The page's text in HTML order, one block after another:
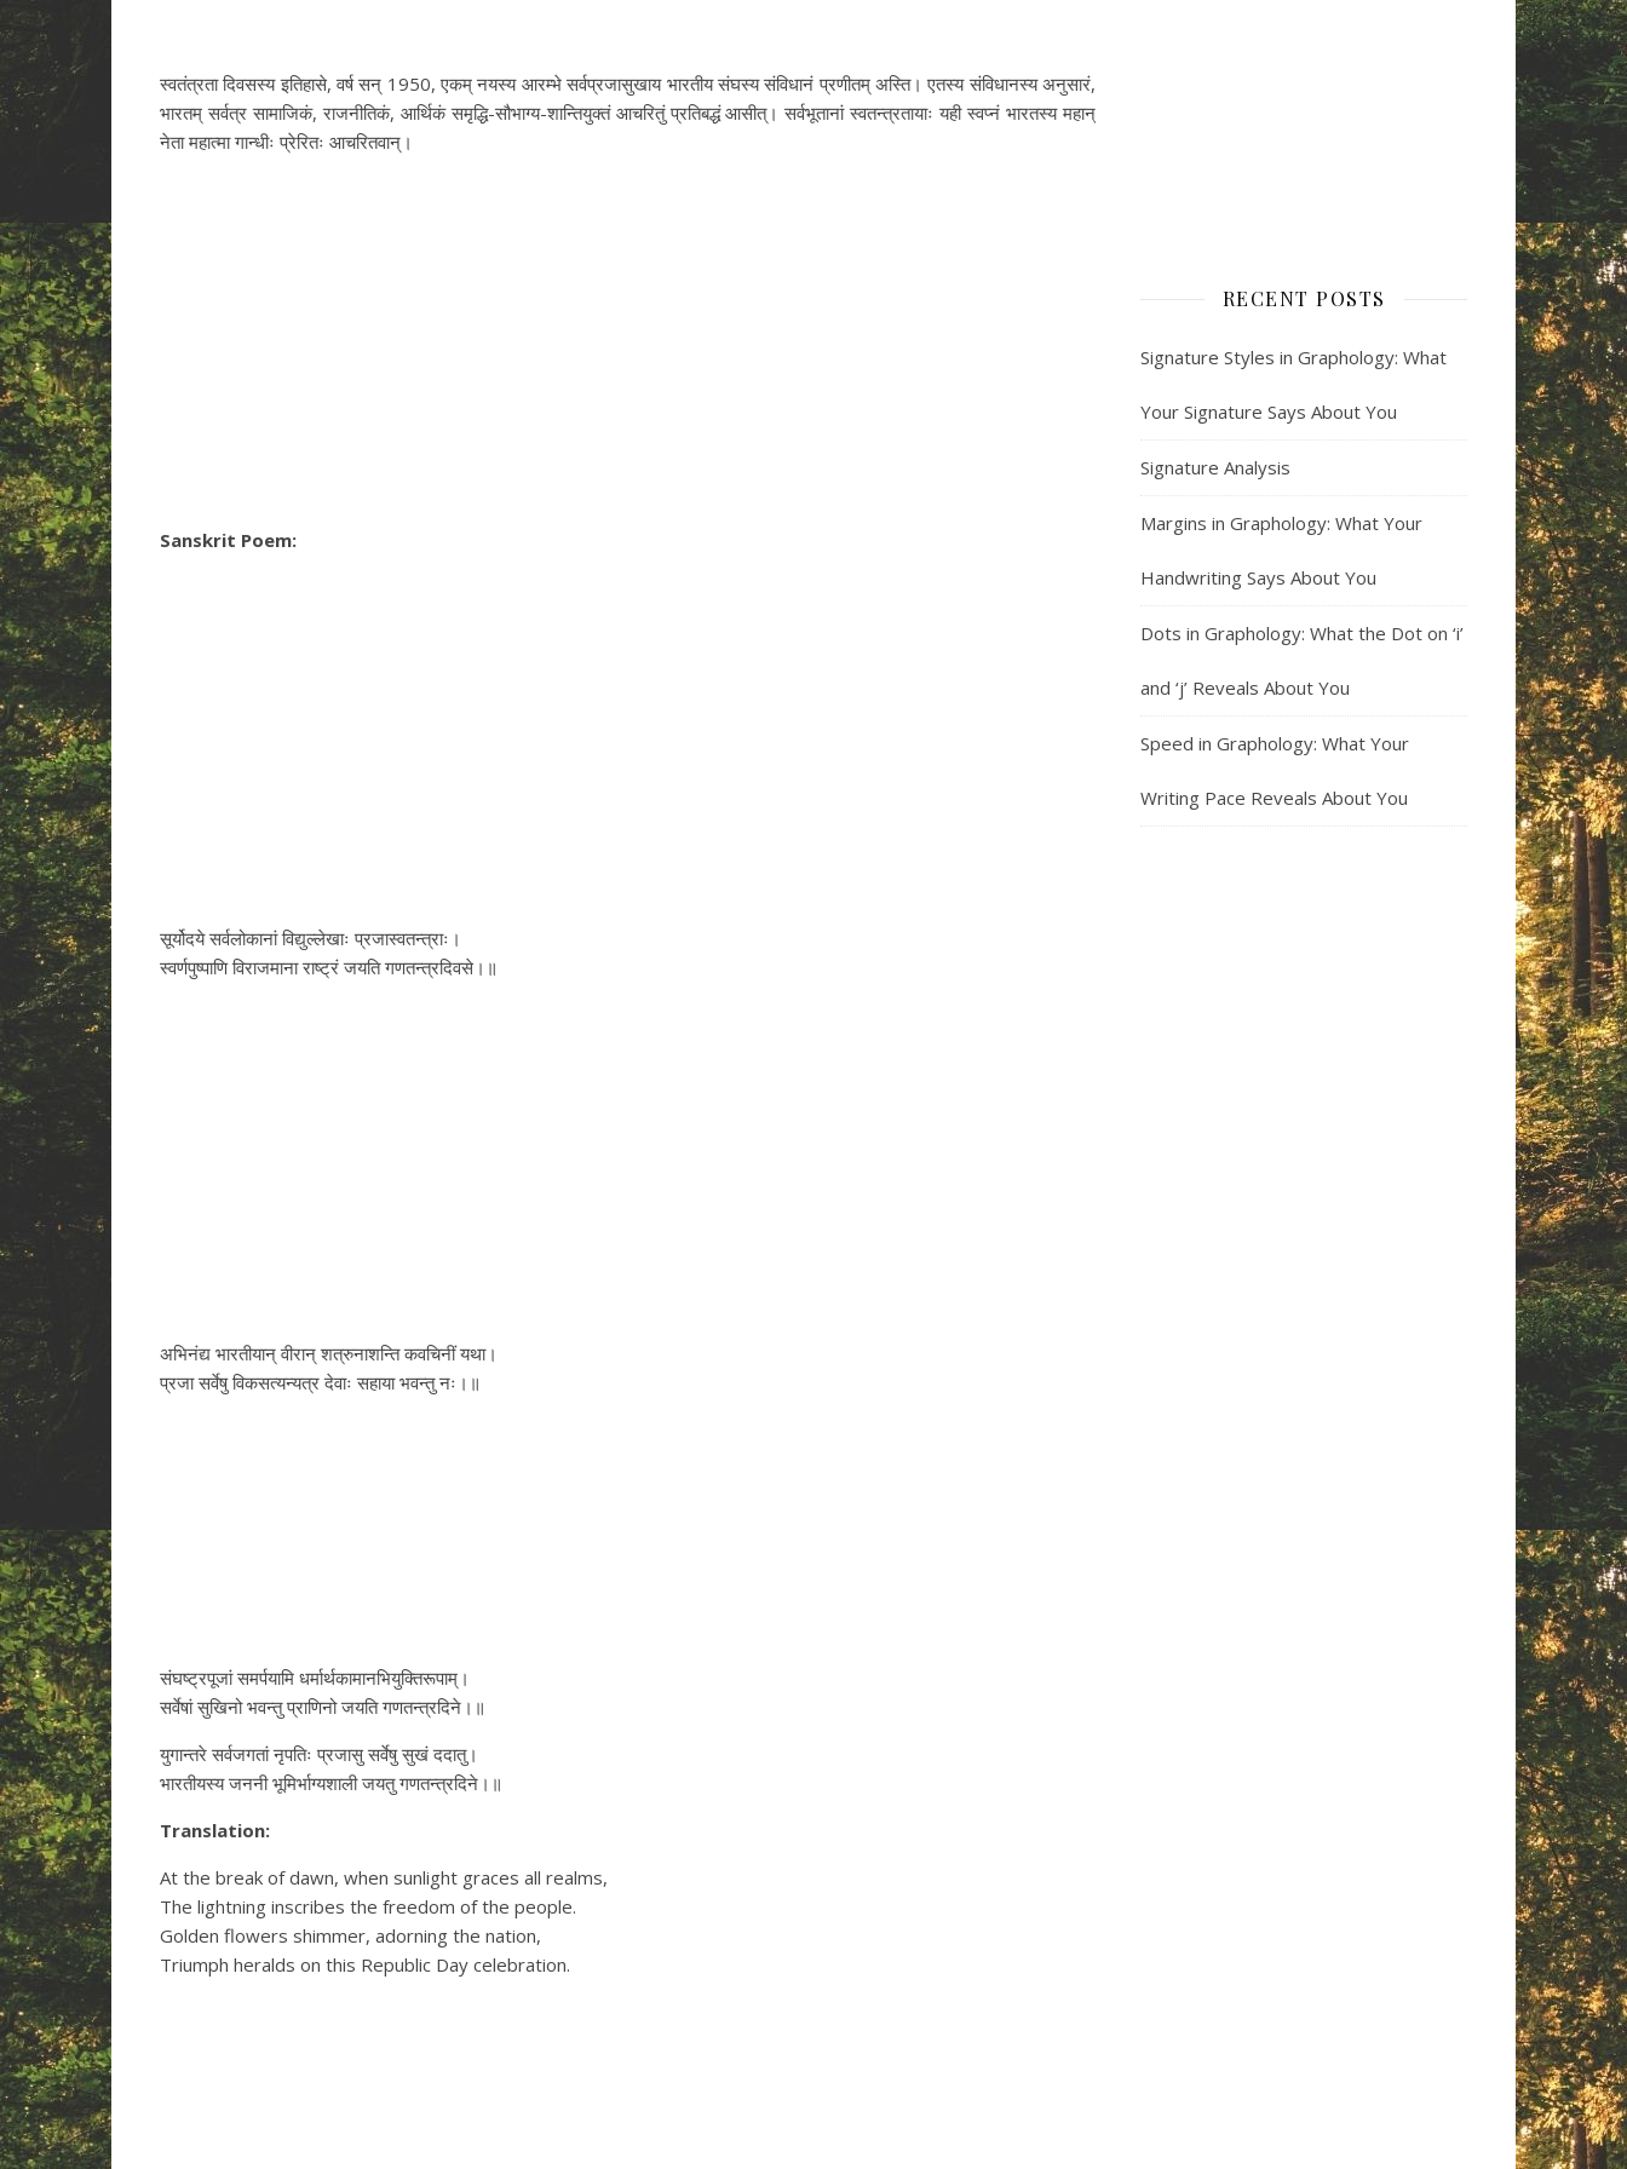
स्वतंत्रता दिवसस्य इतिहासे, वर्ष सन् 1950, एकम् नयस्य आरम्भे सर्वप्रजासुखाय भारतीय संघस्य संविधानं प्रणीतम् अस्ति। एतस्य संविधानस्य अनुसारं,
भारतम् सर्वत्र सामाजिकं, राजनीतिकं, आर्थिकं समृद्धि-सौभाग्य-शान्तियुक्तं आचरितुं प्रतिबद्धं आसीत्। सर्वभूतानां स्वतन्त्रतायाः यही स्वप्नं भारतस्य महान्
नेता महात्मा गान्धीः प्रेरितः आचरितवान्।
Sanskrit Poem:
सूर्योदये सर्वलोकानां विद्युल्लेखाः प्रजास्वतन्त्राः।
स्वर्णपुष्पाणि विराजमाना राष्ट्रं जयति गणतन्त्रदिवसे।॥
अभिनंद्य भारतीयान् वीरान् शत्रुनाशन्ति कवचिनीं यथा।
प्रजा सर्वेषु विकसत्यन्यत्र देवाः सहाया भवन्तु नः।॥
संघष्ट्रपूजां समर्पयामि धर्मार्थकामानभियुक्तिरूपाम्।
सर्वेषां सुखिनो भवन्तु प्राणिनो जयति गणतन्त्रदिने।॥
युगान्तरे सर्वजगतां नृपतिः प्रजासु सर्वेषु सुखं ददातु।
भारतीयस्य जननी भूमिर्भाग्यशाली जयतु गणतन्त्रदिने।॥
Translation:
At the break of dawn, when sunlight graces all realms,
The lightning inscribes the freedom of the people.
Golden flowers shimmer, adorning the nation,
Triumph heralds on this Republic Day celebration.
RECENT POSTS
Signature Styles in Graphology: What
Your Signature Says About You
Signature Analysis
Margins in Graphology: What Your
Handwriting Says About You
Dots in Graphology: What the Dot on ‘i’
and ‘j’ Reveals About You
Speed in Graphology: What Your
Writing Pace Reveals About You